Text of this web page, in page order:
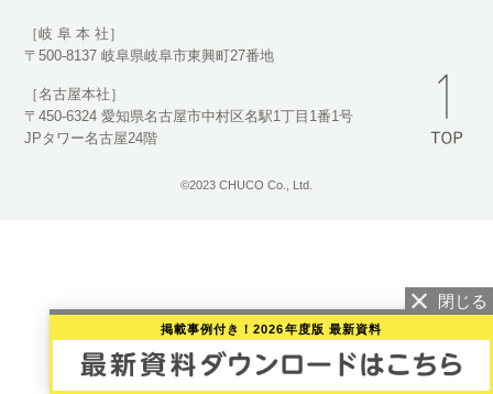
［岐 阜 本 社］
〒500-8137 岐阜県岐阜市東興町27番地
［名古屋本社］
〒450-6324 愛知県名古屋市中村区名駅1丁目1番1号
JPタワー名古屋24階
©2023 CHUCO Co., Ltd.
掲載事例付き！2026年度版 最新資料